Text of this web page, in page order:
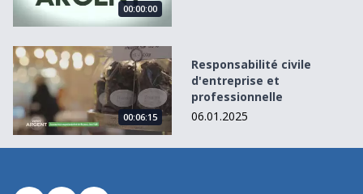
00:00:00
Responsabilité civile d&#039;entreprise et
00:06:15
Responsabilité civile
d'entreprise et
professionnelle
06.01.2025